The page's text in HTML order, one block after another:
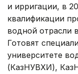
и ирригации, в
квалификации
водной отрасли
Готовят
университете
(КазНУВХИ),